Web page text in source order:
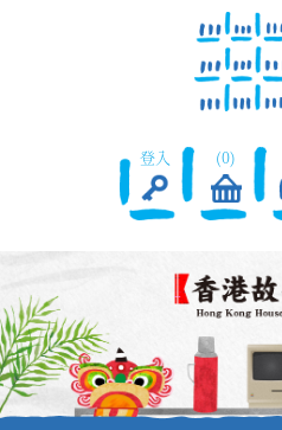
登入 (0)